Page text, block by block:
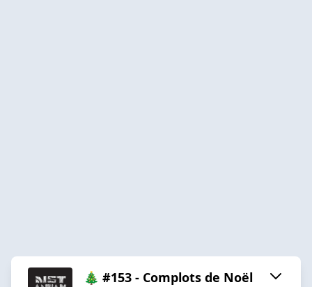
🎄 #153 - Complots de Noël